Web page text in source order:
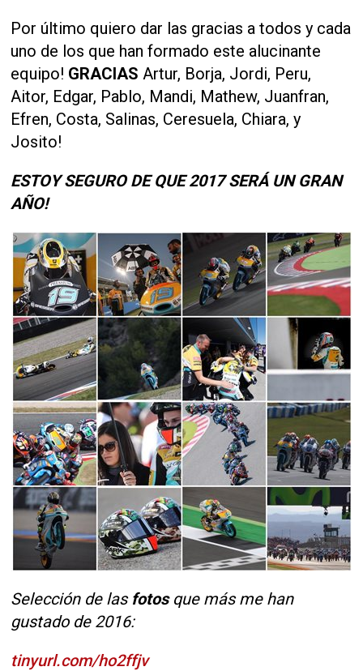
Por último quiero dar las gracias a todos y cada
uno de los que han formado este alucinante
equipo! GRACIAS Artur, Borja, Jordi, Peru,
Aitor, Edgar, Pablo, Mandi, Mathew, Juanfran,
Efren, Costa, Salinas, Ceresuela, Chiara, y
Josito!
ESTOY SEGURO DE QUE 2017 SERÁ UN GRAN
AÑO!
Selección de las fotosque más me han
gustado de 2016:
tinyurl.com/ho2ffjv